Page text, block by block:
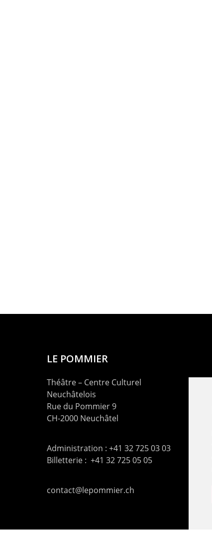
LE POMMIER
Théâtre – Centre Culturel
Neuchâtelois
Rue du Pommier 9
CH-2000 Neuchâtel
Administration : +41 32 725 03 03
Billetterie : +41 32 725 05 05
contact@lepommier.ch